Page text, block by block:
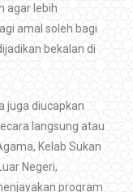
agar lebih
amal soleh bagi
bekalan di
juga diucapkan
langsung atau
Kelab Sukan
Negeri,
program